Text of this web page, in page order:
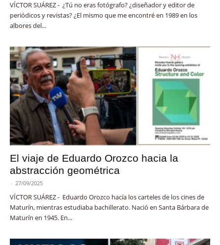
VÍCTOR SUÁREZ - ¿Tú no eras fotógrafo? ¿diseñador y editor de
periódicos y revistas? ¿El mismo que me encontré en 1989 en los
albores del...
El viaje de Eduardo Orozco hacia la
abstracción geométrica
- 27/09/2025
VÍCTOR SUÁREZ - Eduardo Orozco hacía los carteles de los cines de
Maturín, mientras estudiaba bachillerato. Nació en Santa Bárbara de
Maturín en 1945. En...